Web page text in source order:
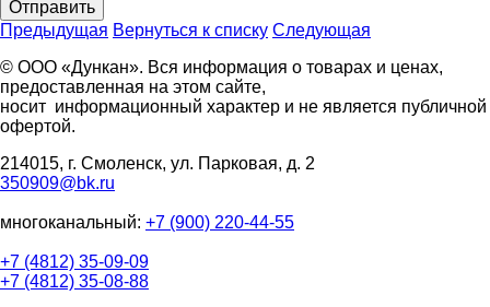
Отправить
Предыдущая Вернуться к списку Следующая
© ООО «Дункан». Вся информация о товарах и ценах,
предоставленная на этом сайте,
носит информационный характер и не является публичной
офертой.
214015, г. Смоленск, ул. Парковая, д. 2
350909@bk.ru
многоканальный: +7 (900) 220-44-55
+7 (4812) 35-09-09
+7 (4812) 35-08-88